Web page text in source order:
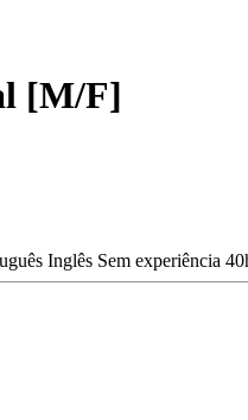
[M/F]
Inglês Sem experiência